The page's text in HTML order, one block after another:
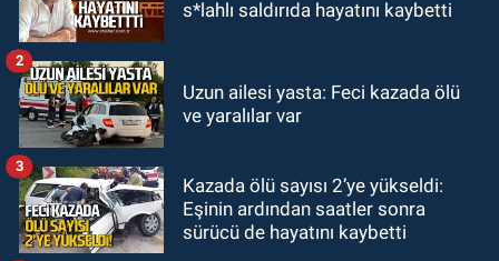
Zonguldakspor’a destek oldu
17:17Zonguldakspor’dan Süper
SİYASET
16:50
anahtarları teslim edildi.
s*lahlı saldırıda hayatını kaybetti
Uzun ailesi yasta: Feci kazada ölü
ve yaralılar var
2
Kazada ölü sayısı 2’ye yükseldi:
Eşinin ardından saatler sonra
sürücü de hayatını kaybetti
3